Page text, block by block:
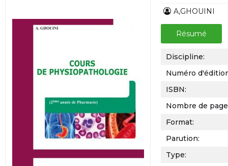
A,GHOUINI
Résumé
Discipline:
Numéro
ISBN:
Nombre de
Format:
Parution:
Type: